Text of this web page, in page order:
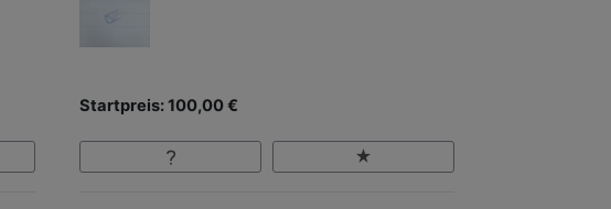
Startpreis: 100,00 €